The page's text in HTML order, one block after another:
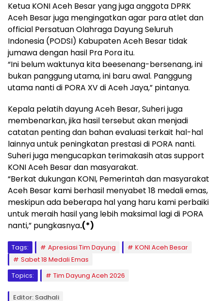
Ketua KONI Aceh Besar yang juga anggota DPRK
Aceh Besar juga mengingatkan agar para atlet dan
official Persatuan Olahraga Dayung Seluruh
Indonesia (PODSI) Kabupaten Aceh Besar tidak
jumawa dengan hasil Pra Pora itu.
“Ini belum waktunya kita beesenang-bersenang, ini
bukan panggung utama, ini baru awal. Panggung
utama nanti di PORA XV di Aceh Jaya,” pintanya.
Kepala pelatih dayung Aceh Besar, Suheri juga
membenarkan, jika hasil tersebut akan menjadi
catatan penting dan bahan evaluasi terkait hal-hal
lainnya untuk peningkatan prestasi di PORA nanti.
Suheri juga mengucapkan terimakasih atas support
KONI Aceh Besar dan masyarakat.
“Berkat dukungan KONI, Pemerintah dan masyarakat
Aceh Besar kami berhasil menyabet 18 medali emas,
meskipun ada beberapa hal yang haru kami perbaiki
untuk meraih hasil yang lebih maksimal lagi di PORA
nanti,” pungkasnya.(*)
Tags: Apresiasi Tim Dayung
KONI Aceh Besar
Sabet 18 Medali Emas
Topics:
Tim Dayung Aceh 2026
Editor: Sadhali